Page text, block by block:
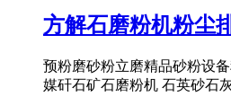
方解石磨粉机粉尘
预粉磨砂粉立磨精品砂粉设
媒矸石矿石磨粉机 石英砂石